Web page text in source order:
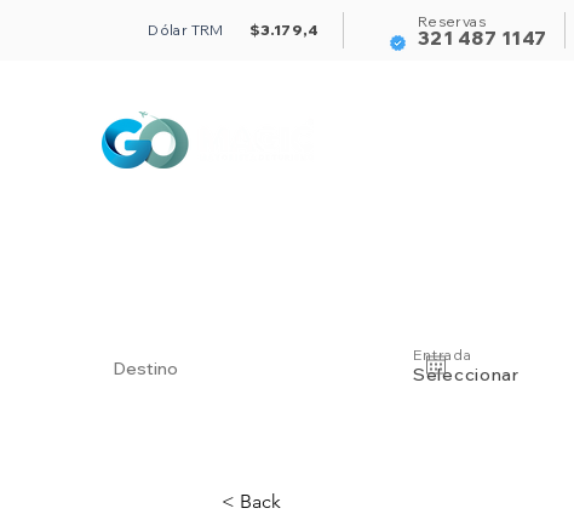
Dólar TRM $3.179,4 321 487 1147
Reservas
Seleccionar
Entrada
< Back